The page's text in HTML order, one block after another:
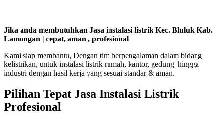
Jika anda membutuhkan Jasa instalasi listrik Kec. Bluluk Kab.
Lamongan | cepat, aman , profesional
Kami siap membantu, Dengan tim berpengalaman dalam bidang
kelistrikan, untuk instalasi listrik rumah, kantor, gedung, hingga
industri dengan hasil kerja yang sesuai standar & aman.
Pilihan Tepat Jasa Instalasi Listrik
Profesional